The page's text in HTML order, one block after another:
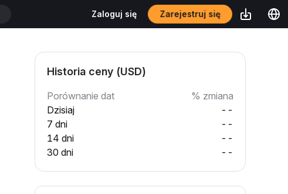
Zaloguj się Zarejestruj się
Historia ceny (USD)
Porównanie dat
% zmiana
Dzisiaj
--
7 dni
--
14 dni
--
30 dni
--